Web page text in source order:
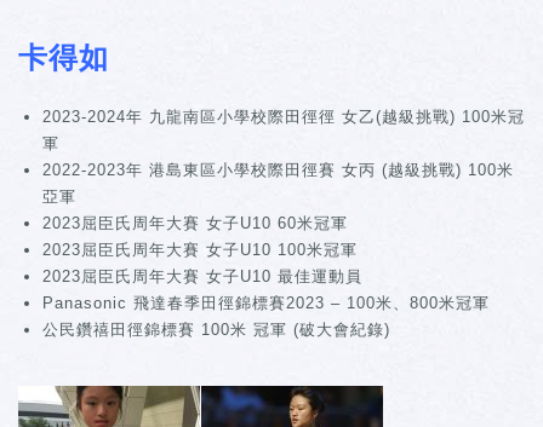
卡得如
2023-2024年 九龍南區小學校際田徑徑 女乙(越級挑戰) 100米冠
軍
2022-2023年 港島東區小學校際田徑賽 女丙 (越級挑戰) 100米
亞軍
2023屈臣氏周年大賽 女子U10 60米冠軍
2023屈臣氏周年大賽 女子U10 100米冠軍
2023屈臣氏周年大賽 女子U10 最佳運動員
Panasonic 飛達春季田徑錦標賽2023 – 100米、800米冠軍
公民鑽禧田徑錦標賽 100米 冠軍 (破大會紀錄)